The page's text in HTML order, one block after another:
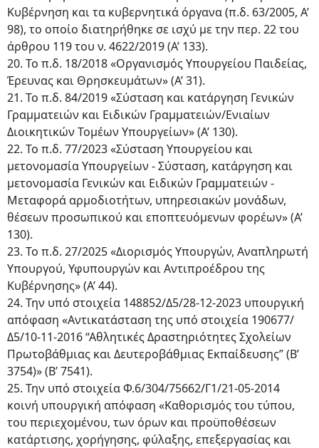
Κυβέρνηση και τα κυβερνητικά όργανα (π.δ. 63/2005, Α’
98), το οποίο διατηρήθηκε σε ισχύ με την περ. 22 του
άρθρου 119 του ν. 4622/2019 (Α’ 133).
20. Το π.δ. 18/2018 «Οργανισμός Υπουργείου Παιδείας,
Έρευνας και Θρησκευμάτων» (Α’ 31).
21. Το π.δ. 84/2019 «Σύσταση και κατάργηση Γενικών
Γραμματειών και Ειδικών Γραμματειών/Ενιαίων
Διοικητικών Τομέων Υπουργείων» (Α’ 130).
22. Το π.δ. 77/2023 «Σύσταση Υπουργείου και
μετονομασία Υπουργείων - Σύσταση, κατάργηση και
μετονομασία Γενικών και Ειδικών Γραμματειών -
Μεταφορά αρμοδιοτήτων, υπηρεσιακών μονάδων,
θέσεων προσωπικού και εποπτευόμενων φορέων» (Α’
130).
23. Το π.δ. 27/2025 «Διορισμός Υπουργών, Αναπληρωτή
Υπουργού, Υφυπουργών και Αντιπροέδρου της
Κυβέρνησης» (Α’ 44).
24. Την υπό στοιχεία 148852/Δ5/28-12-2023 υπουργική
απόφαση «Αντικατάσταση της υπό στοιχεία 190677/
Δ5/10-11-2016 “Αθλητικές Δραστηριότητες Σχολείων
Πρωτοβάθμιας και Δευτεροβάθμιας Εκπαίδευσης” (Β’
3754)» (Β’ 7541).
25. Την υπό στοιχεία Φ.6/304/75662/Γ1/21-05-2014
κοινή υπουργική απόφαση «Καθορισμός του τύπου,
του περιεχομένου, των όρων και προϋποθέσεων
κατάρτισης, χορήγησης, φύλαξης, επεξεργασίας και